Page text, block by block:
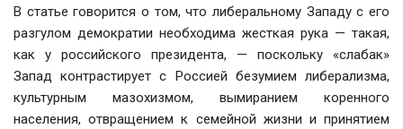
В статье говорится о том, что либеральному Западу с его
разгулом демократии необходима жесткая рука — такая,
как у российского президента, — поскольку «слабак»
Запад контрастирует с Россией безумием либерализма,
культурным мазохизмом, вымиранием коренного
населения, отвращением к семейной жизни и принятием